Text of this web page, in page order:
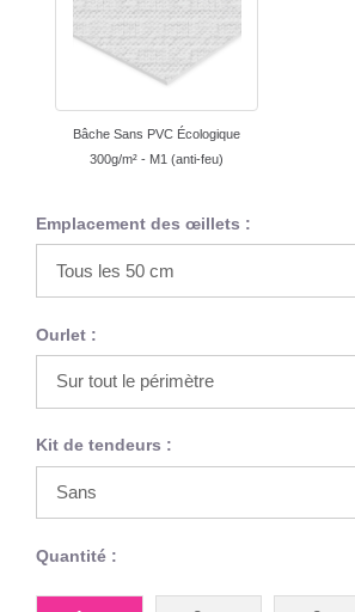
Bâche Sans PVC Écologique
300g/m² - M1 (anti-feu)
Emplacement des œillets :
Ourlet :
Kit de tendeurs :
Quantité :